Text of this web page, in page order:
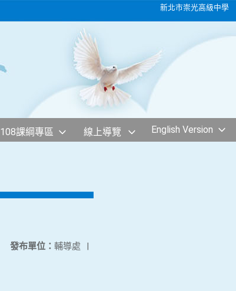
新北市崇光高級中學
108課綱專區 線上導覽 English Version
發布單位： 輔導處 |